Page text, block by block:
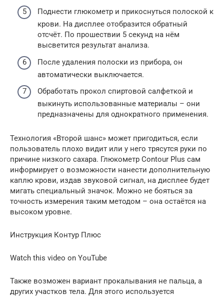
Поднести глюкометр и прикоснуться полоской к
крови. На дисплее отобразится обратный
отсчёт. По прошествии 5 секунд на нём
высветится результат анализа.
После удаления полоски из прибора, он
автоматически выключается.
Обработать прокол спиртовой салфеткой и
выкинуть использованные материалы – они
предназначены для однократного применения.
Технология «Второй шанс» может пригодиться, если
пользователь плохо видит или у него трясутся руки по
причине низкого сахара. Глюкометр Contour Plus сам
информирует о возможности нанести дополнительную
каплю крови, издав звуковой сигнал, на дисплее будет
мигать специальный значок. Можно не бояться за
точность измерения таким методом – она остаётся на
высоком уровне.
Инструкция Контур Плюс
Watch this video on YouTube
Также возможен вариант прокалывания не пальца, а
других участков тела. Для этого используется